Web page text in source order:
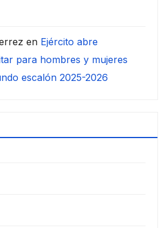
en Ejército abre
para hombres y mujeres
escalón 2025-2026